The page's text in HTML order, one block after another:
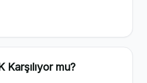
Karşılıyor mu?